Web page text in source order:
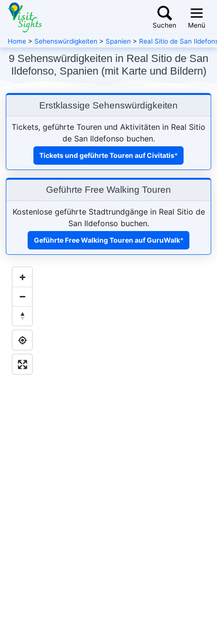
Suchen Menü
Home > Sehenswürdigkeiten > Spanien > Real Sitio de San
9 Sehenswürdigkeiten in Real Sitio de San
Ildefonso, Spanien (mit Karte und Bildern)
Erstklassige Sehenswürdigkeiten
Tickets, geführte Touren und Aktivitäten in Real Sitio
de San Ildefonso buchen.
Tickets und geführte Touren auf Civitatis*
Geführte Free Walking Touren
Kostenlose geführte Stadtrundgänge in Real Sitio de
San Ildefonso buchen.
Geführte Free Walking Touren auf GuruWalk*